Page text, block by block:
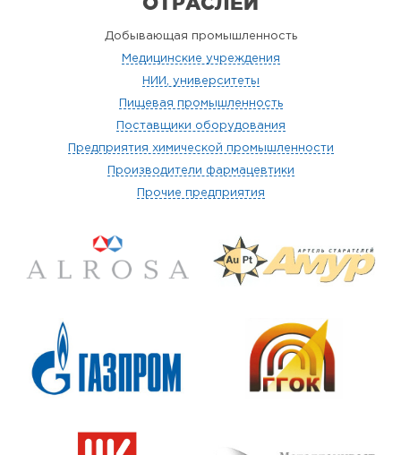
Добывающая промышленность
Медицинские учреждения
НИИ, университеты
Пищевая промышленность
Поставщики оборудования
Предприятия химической промышленности
Производители фармацевтики
Прочие предприятия